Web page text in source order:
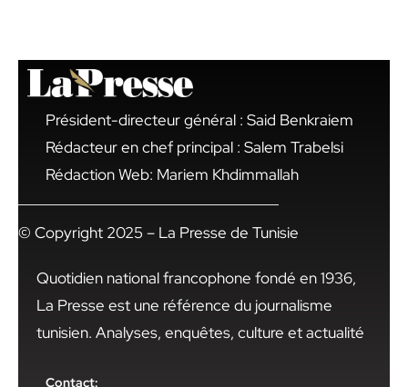
Président-directeur général : Said Benkraiem
Rédacteur en chef principal : Salem Trabelsi
Rédaction Web: Mariem Khdimmallah
© Copyright 2025 – La Presse de Tunisie
Quotidien national francophone fondé en 1936,
La Presse est une référence du journalisme
tunisien. Analyses, enquêtes, culture et actualité
Contact: